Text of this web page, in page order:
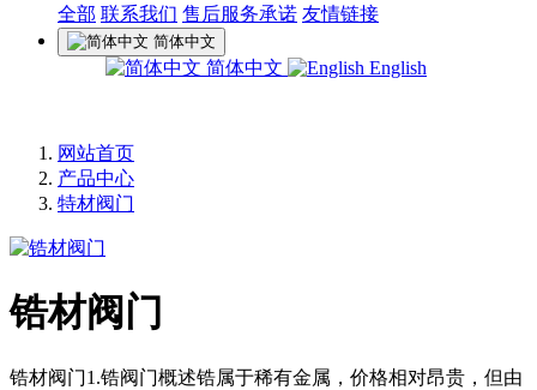
全部 联系我们 售后服务承诺 友情链接
简体中文
简体中文 English
网站首页
产品中心
特材阀门
锆材阀门
锆材阀门1.锆阀门概述锆属于稀有金属，价格相对昂贵，但由